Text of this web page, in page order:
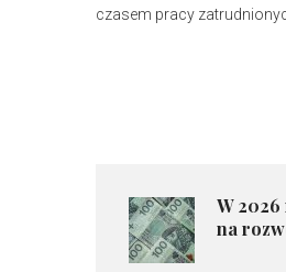
czasem pracy
​W
na